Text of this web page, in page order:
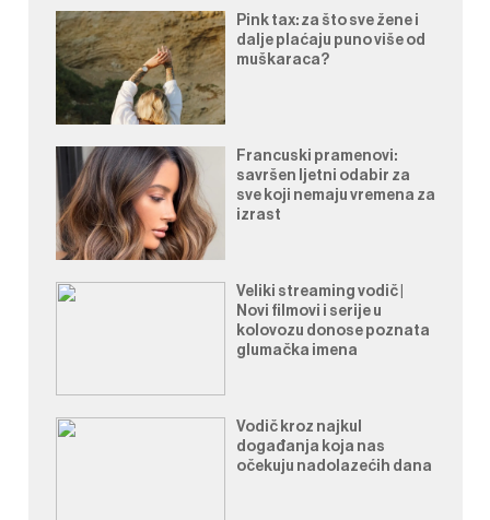
Pink tax: za što sve žene i
dalje plaćaju puno više od
muškaraca?
Francuski pramenovi:
savršen ljetni odabir za
sve koji nemaju vremena za
izrast
Veliki streaming vodič |
Novi filmovi i serije u
kolovozu donose poznata
glumačka imena
Vodič kroz najkul
događanja koja nas
očekuju nadolazećih dana